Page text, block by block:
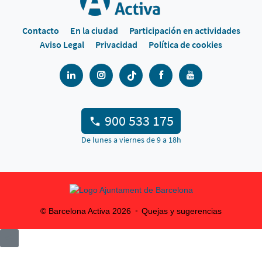
Contacto En la ciudad
Participación en actividades
Aviso Legal
Privacidad Política de cookies
900 533 175
De lunes a viernes de 9 a 18h
© Barcelona Activa 2026 Quejas y sugerencias